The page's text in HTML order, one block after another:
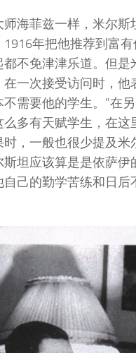
海菲兹一样，米尔
年把他推荐到富
不免津津乐道。但
一次接受访问时，
需要他的学生。”在
多有天赋学生，在
，一般也很少提及
坦应该算是是依萨
己的勤学苦练和日后